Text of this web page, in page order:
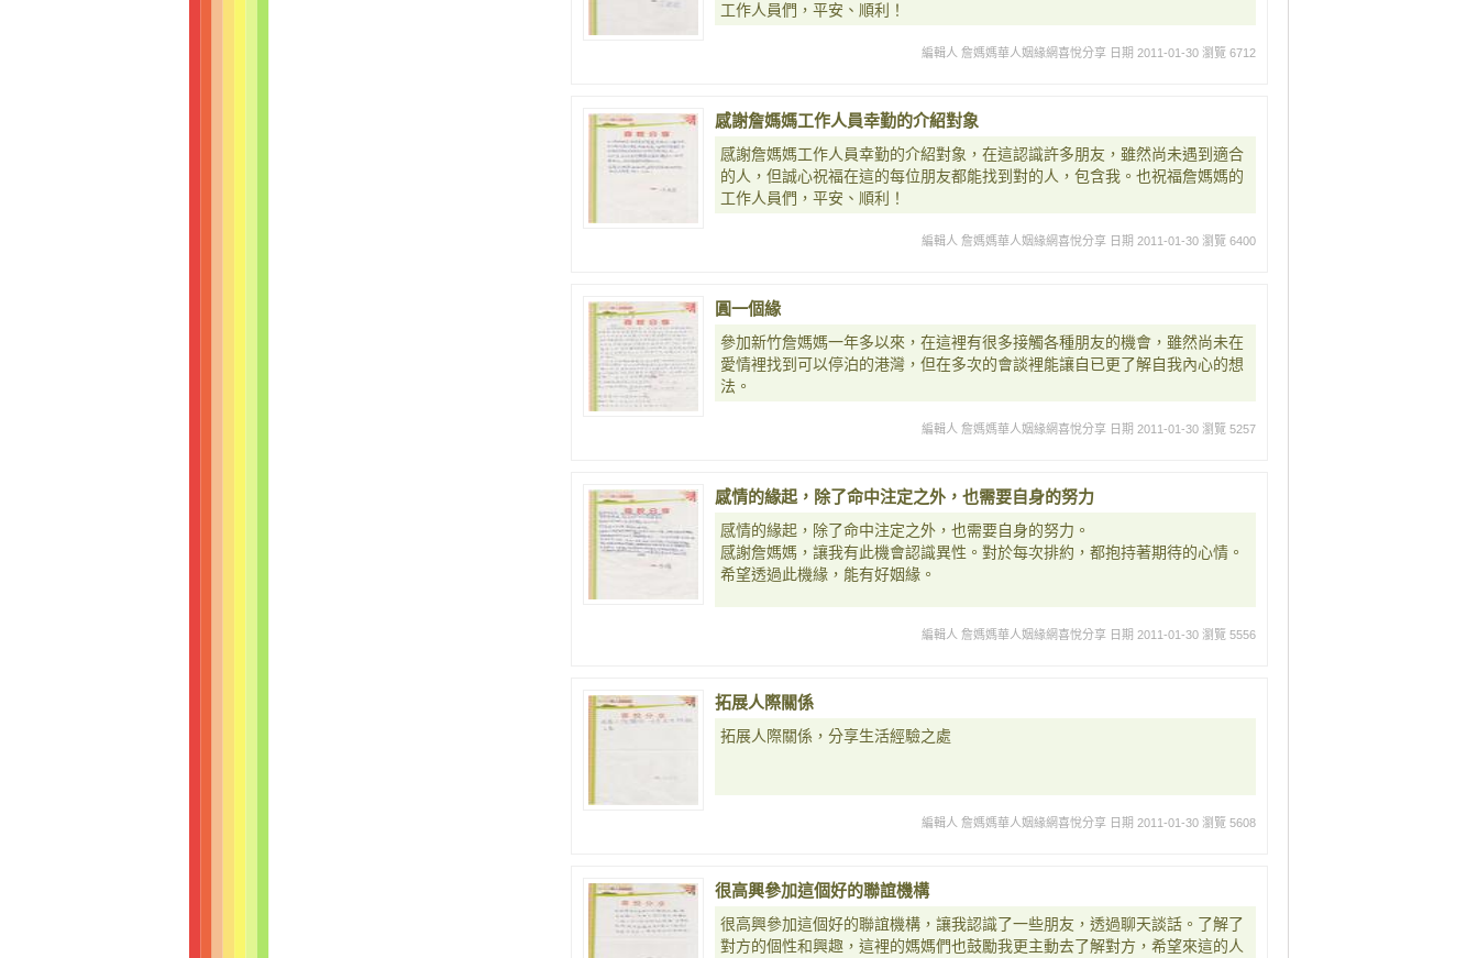
工作人員們，平安、順利！
編輯人 詹媽媽華人姻緣網喜悅分享 日期 2011-01-30 瀏覽 6712
感謝詹媽媽工作人員幸勤的介紹對象
感謝詹媽媽工作人員幸勤的介紹對象，在這認識許多朋友，雖然尚未遇到適合
的人，但誠心祝福在這的每位朋友都能找到對的人，包含我。也祝福詹媽媽的
工作人員們，平安、順利！
編輯人 詹媽媽華人姻緣網喜悅分享 日期 2011-01-30 瀏覽 6400
圓一個緣
參加新竹詹媽媽一年多以來，在這裡有很多接觸各種朋友的機會，雖然尚未在
愛情裡找到可以停泊的港灣，但在多次的會談裡能讓自已更了解自我內心的想
法。
編輯人 詹媽媽華人姻緣網喜悅分享 日期 2011-01-30 瀏覽 5257
感情的緣起，除了命中注定之外，也需要自身的努力
感情的緣起，除了命中注定之外，也需要自身的努力。
感謝詹媽媽，讓我有此機會認識異性。對於每次排約，都抱持著期待的心情。
希望透過此機緣，能有好姻緣。
編輯人 詹媽媽華人姻緣網喜悅分享 日期 2011-01-30 瀏覽 5556
拓展人際關係
拓展人際關係，分享生活經驗之處
編輯人 詹媽媽華人姻緣網喜悅分享 日期 2011-01-30 瀏覽 5608
很高興參加這個好的聯誼機構
很高興參加這個好的聯誼機構，讓我認識了一些朋友，透過聊天談話。了解了
對方的個性和興趣，這裡的媽媽們也鼓勵我更主動去了解對方，希望來這的人